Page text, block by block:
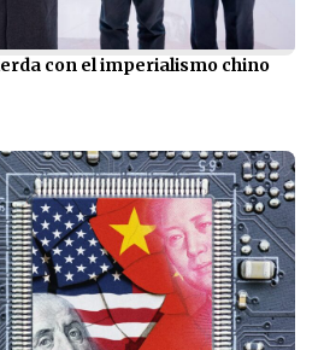
con el imperialismo chino